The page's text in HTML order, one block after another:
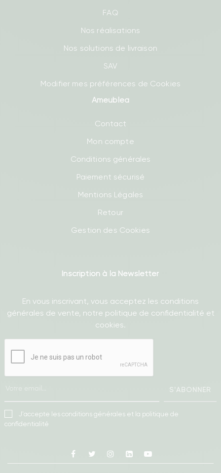
FAQ
Nos réalisations
Nos solutions de livraison
SAV
Modifier mes préférences de Cookies
Ameublea
Contact
Mon compte
Conditions générales
Paiement sécurisé
Mentions Légales
Retour
Gestion des Cookies
Inscription à la Newsletter
En vous inscrivant, vous acceptez les conditions
générales de vente, notre politique de confidentialité et
cookies.
S'ABONNER
J'accepte les conditions générales et la politique de
confidentialité
Facebook
Twitter InstagramLinkedin